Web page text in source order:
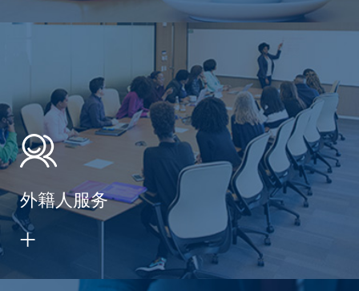
外籍人服务